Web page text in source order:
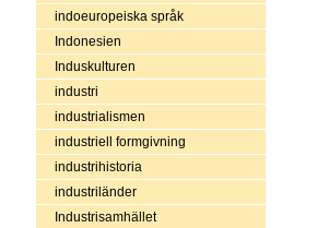
indoeuropeiska språk
Indonesien
Induskulturen
industri
industrialismen
industriell formgivning
industrihistoria
industriländer
Industrisamhället